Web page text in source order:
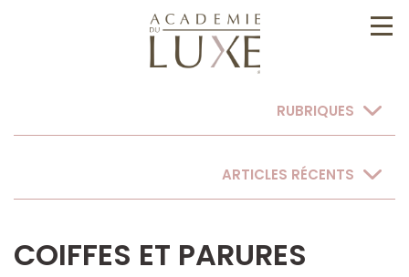
RUBRIQUES
ARTICLES RÉCENTS
COIFFES ET PARURES